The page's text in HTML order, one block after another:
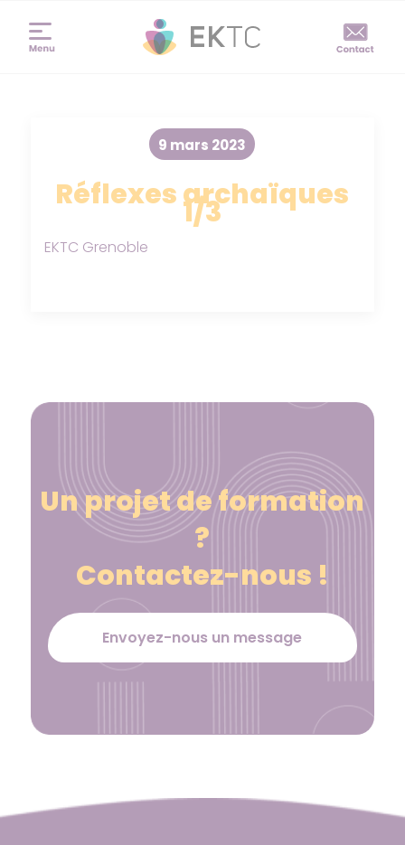
Réflexes archaïques
1/3
9 mars 2023
EKTC Grenoble
Un projet de formation
?
Contactez-nous !
Envoyez-nous un message